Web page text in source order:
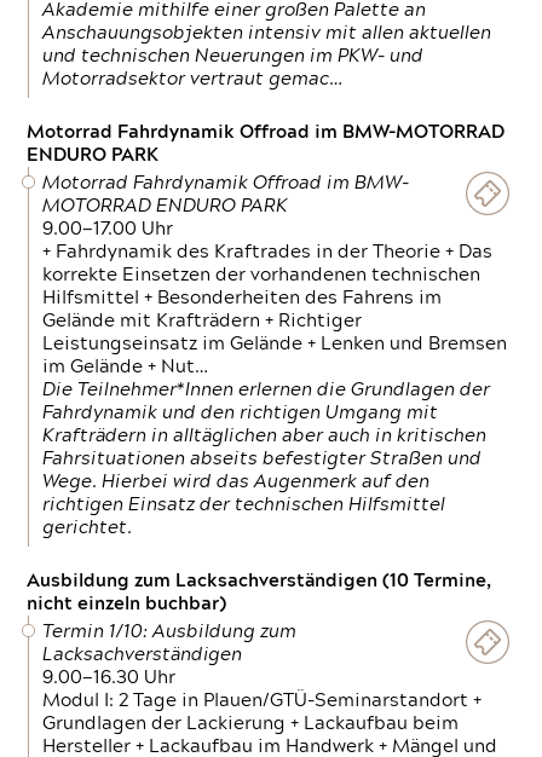
Akademie mithilfe einer großen Palette an
Anschauungsobjekten intensiv mit allen aktuellen
und technischen Neuerungen im PKW- und
Motorradsektor vertraut gemac…
Motorrad Fahrdynamik Offroad im BMW-MOTORRAD
ENDURO PARK
Motorrad Fahrdynamik Offroad im BMW-
MOTORRAD ENDURO PARK
9.00—17.00 Uhr
+ Fahrdynamik des Kraftrades in der Theorie + Das
korrekte Einsetzen der vorhandenen technischen
Hilfsmittel + Besonderheiten des Fahrens im
Gelände mit Krafträdern + Richtiger
Leistungseinsatz im Gelände + Lenken und Bremsen
im Gelände + Nut…
Die Teilnehmer*Innen erlernen die Grundlagen der
Fahrdynamik und den richtigen Umgang mit
Krafträdern in alltäglichen aber auch in kritischen
Fahrsituationen abseits befestigter Straßen und
Wege. Hierbei wird das Augenmerk auf den
richtigen Einsatz der technischen Hilfsmittel
gerichtet.
Ausbildung zum Lacksachverständigen (10 Termine,
nicht einzeln buchbar)
Termin 1/10: Ausbildung zum
Lacksachverständigen
9.00—16.30 Uhr
Modul I: 2 Tage in Plauen/GTÜ-Seminarstandort +
Grundlagen der Lackierung + Lackaufbau beim
Hersteller + Lackaufbau im Handwerk + Mängel und